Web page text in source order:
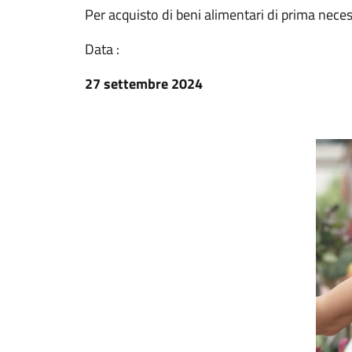
Per acquisto di beni alimentari di prima
Data :
27 settembre 2024